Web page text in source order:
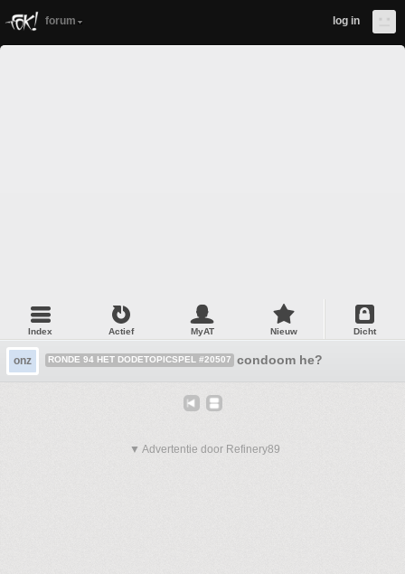
forum log in
Index Actief MyAT Nieuw Dicht
onz RONDE 94 HET DODETOPICSPEL #20507 condoom he?
▼ Advertentie door Refinery89